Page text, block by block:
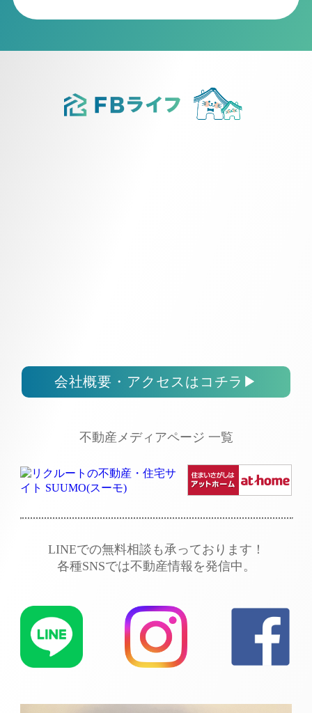
会社概要・アクセスはコチラ ▶
不動産メディアページ 一覧
LINEでの無料相談も承っております！
各種SNSでは不動産情報を発信中。